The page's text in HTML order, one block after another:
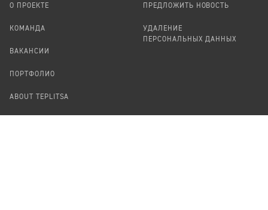
О ПРОЕКТЕ
КОМАНДА
ВАКАНСИИ
ПОРТФОЛИО
ABOUT TEPLITSA
ПРЕДЛОЖИТЬ НОВОСТЬ
УДАЛЕНИЕ
ПЕРСОНАЛЬНЫХ ДАННЫХ